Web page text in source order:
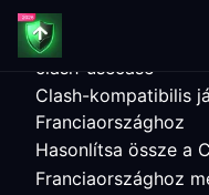
clash-usecase
Clash-kompatibilis
Franciaországhoz
Hasonlítsa össze a
Franciaországhoz